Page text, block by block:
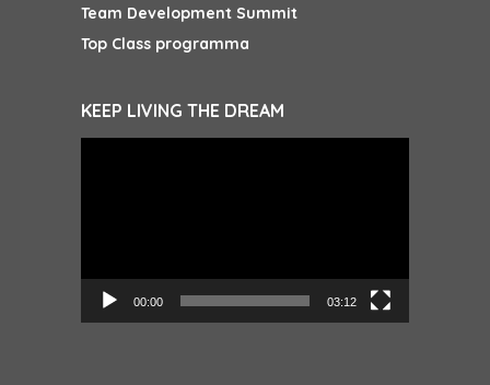
Team Development Summit
Top Class programma
KEEP LIVING THE DREAM
00:00 03:12